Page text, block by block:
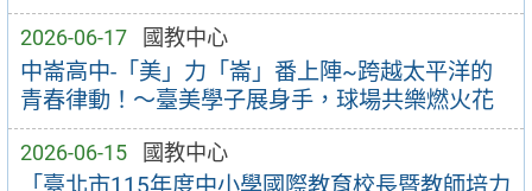
2026-06-17 國教中心
中崙高中-「美」力「崙」番上陣~跨越太平洋的
青春律動！～臺美學子展身手，球場共樂燃火花
2026-06-15 國教中心